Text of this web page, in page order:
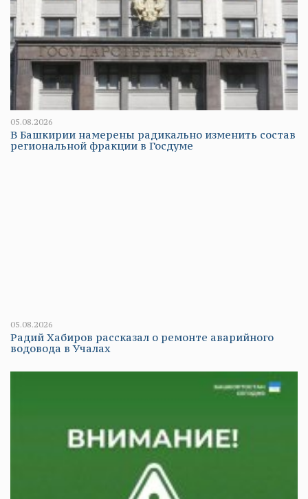
05.08.2026
В Башкирии намерены радикально изменить состав
региональной фракции в Госдуме
05.08.2026
Радий Хабиров рассказал о ремонте аварийного
водовода в Учалах